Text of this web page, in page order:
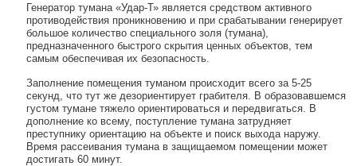
Генератор тумана «Удар-Т» является средством активного
противодействия проникновению и при срабатывании генерирует
большое количество специального золя (тумана),
предназначенного быстрого скрытия ценных объектов, тем
самым обеспечивая их безопасность.
Заполнение помещения туманом происходит всего за 5-25
секунд, что тут же дезориентирует грабителя. В образовавшемся
густом тумане тяжело ориентироваться и передвигаться. В
дополнение ко всему, поступление тумана затрудняет
преступнику ориентацию на объекте и поиск выхода наружу.
Время рассеивания тумана в защищаемом помещении может
достигать 60 минут.